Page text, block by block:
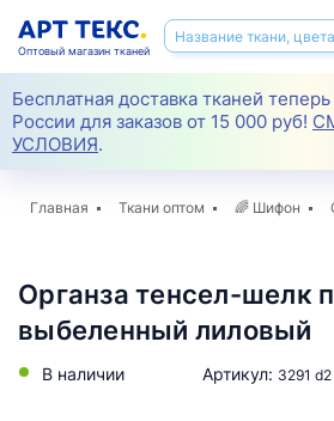
Бесплатная доставка тканей
России для заказов от 15 000 руб!
УСЛОВИЯ.
Оптовый магазин тканей
Главная Ткани оптом 🌈 Шифон
Органза тенсел-шелк
выбеленный лиловый
В наличии Артикул: 3291 d2